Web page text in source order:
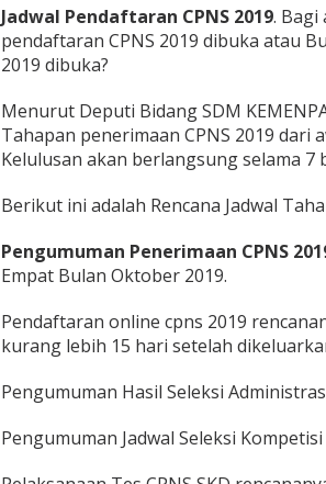
Jadwal Pendaftaran CPNS 2019. Bagi
pendaftaran CPNS 2019 dibuka atau
2019 dibuka?
Menurut Deputi Bidang SDM
Tahapan penerimaan CPNS 2019
Kelulusan akan berlangsung selama 7
Berikut ini adalah Rencana Jadwal
Pengumuman Penerimaan CPNS
Empat Bulan Oktober 2019.
Pendaftaran online cpns 2019
kurang lebih 15 hari setelah
Pengumuman Hasil Seleksi
Pengumuman Jadwal Seleksi